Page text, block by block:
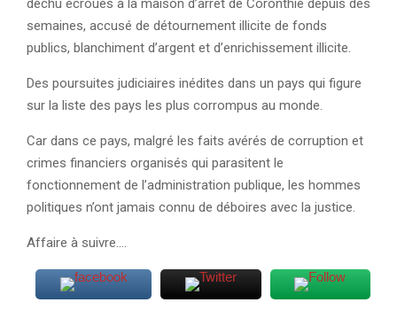
déchu écroués à la maison d’arrêt de Coronthie depuis des
semaines, accusé de détournement illicite de fonds
publics, blanchiment d’argent et d’enrichissement illicite.
Des poursuites judiciaires inédites dans un pays qui figure
sur la liste des pays les plus corrompus au monde.
Car dans ce pays, malgré les faits avérés de corruption et
crimes financiers organisés qui parasitent le
fonctionnement de l’administration publique, les hommes
politiques n’ont jamais connu de déboires avec la justice.
Affaire à suivre….